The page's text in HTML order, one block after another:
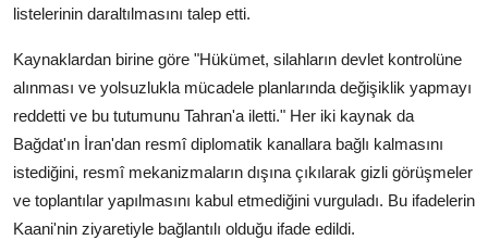
listelerinin daraltılmasını talep etti.
Kaynaklardan birine göre "Hükümet, silahların devlet kontrolüne
alınması ve yolsuzlukla mücadele planlarında değişiklik yapmayı
reddetti ve bu tutumunu Tahran'a iletti." Her iki kaynak da
Bağdat'ın İran'dan resmî diplomatik kanallara bağlı kalmasını
istediğini, resmî mekanizmaların dışına çıkılarak gizli görüşmeler
ve toplantılar yapılmasını kabul etmediğini vurguladı. Bu ifadelerin
Kaani'nin ziyaretiyle bağlantılı olduğu ifade edildi.